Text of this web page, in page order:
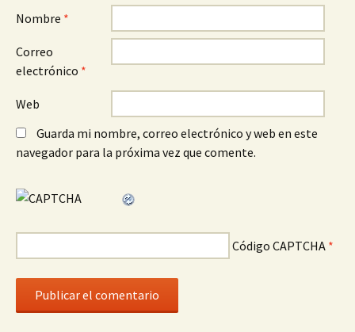
Nombre *
Correo
electrónico *
Web
Guarda mi nombre, correo electrónico y web en este
navegador para la próxima vez que comente.
Código CAPTCHA *